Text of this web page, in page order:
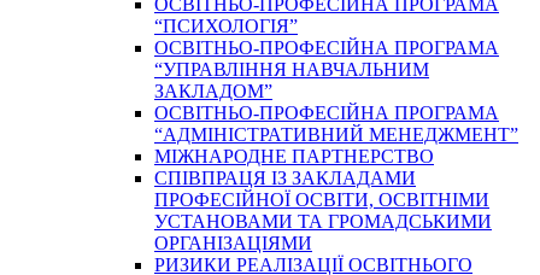
ОСВІТНЬО-ПРОФЕСІЙНА ПРОГРАМА
“ПСИХОЛОГІЯ”
ОСВІТНЬО-ПРОФЕСІЙНА ПРОГРАМА
“УПРАВЛІННЯ НАВЧАЛЬНИМ
ЗАКЛАДОМ”
ОСВІТНЬО-ПРОФЕСІЙНА ПРОГРАМА
“АДМІНІСТРАТИВНИЙ МЕНЕДЖМЕНТ”
МІЖНАРОДНЕ ПАРТНЕРСТВО
СПІВПРАЦЯ ІЗ ЗАКЛАДАМИ
ПРОФЕСІЙНОЇ ОСВІТИ, ОСВІТНІМИ
УСТАНОВАМИ ТА ГРОМАДСЬКИМИ
ОРГАНІЗАЦІЯМИ
РИЗИКИ РЕАЛІЗАЦІЇ ОСВІТНЬОГО